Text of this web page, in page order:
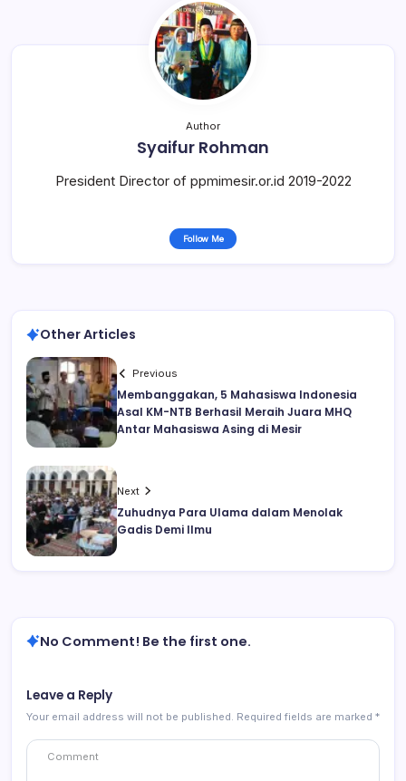
Author
Syaifur Rohman
President Director of ppmimesir.or.id 2019-2022
Follow Me
Other Articles
Previous
Membanggakan, 5 Mahasiswa Indonesia
Asal KM-NTB Berhasil Meraih Juara MHQ
Antar Mahasiswa Asing di Mesir
Next
Zuhudnya Para Ulama dalam Menolak
Gadis Demi Ilmu
No Comment! Be the first one.
Leave a Reply
Your email address will not be published. Required fields are marked *